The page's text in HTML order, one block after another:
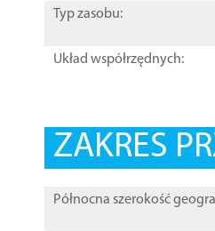
Typ zasobu:
Układ współrzędnych:
ZAKRES
Północna szerokość